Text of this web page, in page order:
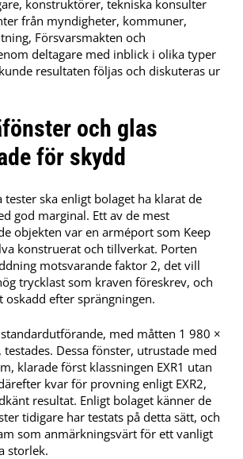
konstruktörer, tekniska konsulter
från myndigheter, kommuner,
Försvarsmakten och
deltagare med inblick i olika typer
resultaten följas och diskuteras ur
och glas
för skydd
tester ska enligt bolaget ha klarat de
god marginal. Ett av de mest
objekten var en arméport som Keep
konstruerat och tillverkat. Porten
motsvarande faktor 2, det vill
trycklast som kraven föreskrev, och
oskadd efter sprängningen.
med måtten 1 980 ×
Dessa fönster, utrustade med
klarade först klassningen EXR1 utan
kvar för provning enligt EXR2,
resultat. Enligt bolaget känner de
tidigare har testats på detta sätt, och
som anmärkningsvärt för ett vanligt
storlek.